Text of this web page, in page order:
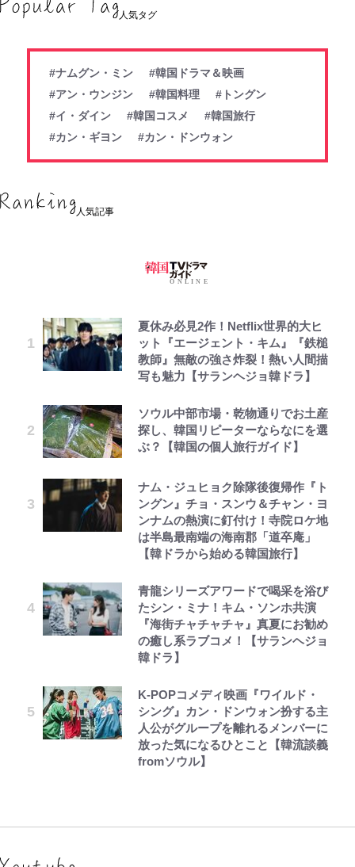
人気タグ
#ナムグン・ミン
#韓国ドラマ＆映画
#アン・ウンジン
#韓国料理
#トングン
#イ・ダイン
#韓国コスメ
#韓国旅行
#カン・ギヨン
#カン・ドンウォン
人気記事
夏休み必見2作！Netflix世界的大ヒ
ット『エージェント・キム』『鉄槌
教師』無敵の強さ炸裂！熱い人間描
写も魅力【サランヘジョ韓ドラ】
ソウル中部市場・乾物通りでお土産
探し、韓国リピーターならなにを選
ぶ？【韓国の個人旅行ガイド】
ナム・ジュヒョク除隊後復帰作『ト
ングン』チョ・スンウ＆チャン・ヨ
ンナムの熱演に釘付け！寺院ロケ地
は半島最南端の海南郡「道卒庵」
【韓ドラから始める韓国旅行】
青龍シリーズアワードで喝采を浴び
たシン・ミナ！キム・ソンホ共演
『海街チャチャチャ』真夏にお勧め
の癒し系ラブコメ！【サランヘジョ
韓ドラ】
K-POPコメディ映画『ワイルド・
シング』カン・ドンウォン扮する主
人公がグループを離れるメンバーに
放った気になるひとこと【韓流談義
fromソウル】